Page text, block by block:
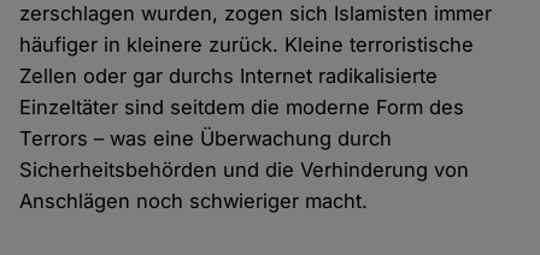
zerschlagen wurden, zogen sich Islamisten immer
häufiger in kleinere zurück. Kleine terroristische
Zellen oder gar durchs Internet radikalisierte
Einzeltäter sind seitdem die moderne Form des
Terrors – was eine Überwachung durch
Sicherheitsbehörden und die Verhinderung von
Anschlägen noch schwieriger macht.